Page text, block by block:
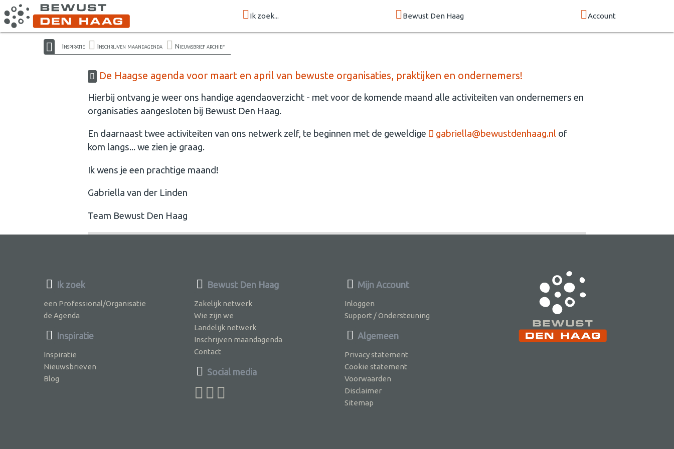
Ik zoek... Bewust Den Haag Account
Inspiratie Inschrijven maandagenda Nieuwsbrief archief
De Haagse agenda voor maart en april van bewuste organisaties, praktijken en ondernemers!
Hierbij ontvang je weer ons handige agendaoverzicht - met voor de komende maand alle activiteiten van ondernemers en
organisaties aangesloten bij Bewust Den Haag.
En daarnaast twee activiteiten van ons netwerk zelf, te beginnen met de geweldige gabriella@bewustdenhaag.nl of
kom langs... we zien je graag.
Ik wens je een prachtige maand!
Gabriella van der Linden
Team Bewust Den Haag
Ik zoek
een Professional/Organisatie
de Agenda
Inspiratie
Inspiratie
Nieuwsbrieven
Blog
Bewust Den Haag
Zakelijk netwerk
Wie zijn we
Landelijk netwerk
Inschrijven maandagenda
Contact
Social media
Mijn Account
Inloggen
Support / Ondersteuning
Algemeen
Privacy statement
Cookie statement
Voorwaarden
Disclaimer
Sitemap